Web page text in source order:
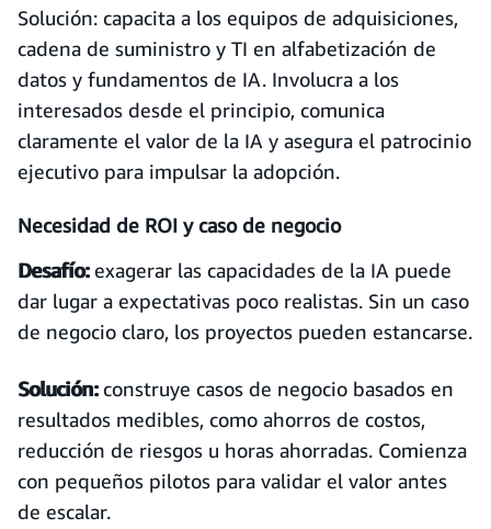
Solución: capacita a los equipos de adquisiciones,
cadena de suministro y TI en alfabetización de
datos y fundamentos de IA. Involucra a los
interesados desde el principio, comunica
claramente el valor de la IA y asegura el patrocinio
ejecutivo para impulsar la adopción.
Necesidad de ROI y caso de negocio
Desafío:exagerar las capacidades de la IA puede
dar lugar a expectativas poco realistas. Sin un caso
de negocio claro, los proyectos pueden estancarse.
Solución:construye casos de negocio basados en
resultados medibles, como ahorros de costos,
reducción de riesgos u horas ahorradas. Comienza
con pequeños pilotos para validar el valor antes
de escalar.